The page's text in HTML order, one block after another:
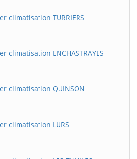
climatisation TURRIERS
climatisation ENCHASTRAYES
climatisation QUINSON
climatisation LURS